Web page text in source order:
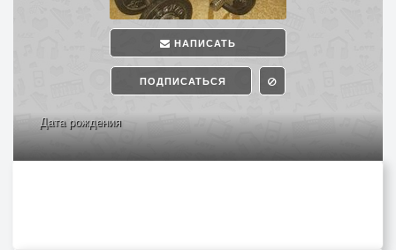
НАПИСАТЬ
ПОДПИСАТЬСЯ
Дата рождения